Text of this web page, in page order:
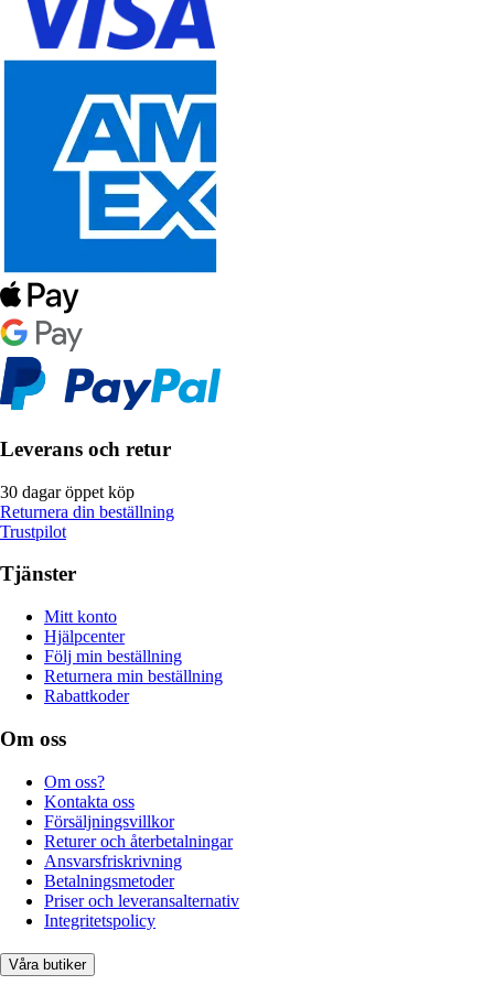
Leverans och retur
30 dagar öppet köp
Returnera din beställning
Trustpilot
Tjänster
Mitt konto
Hjälpcenter
Följ min beställning
Returnera min beställning
Rabattkoder
Om oss
Om oss?
Kontakta oss
Försäljningsvillkor
Returer och återbetalningar
Ansvarsfriskrivning
Betalningsmetoder
Priser och leveransalternativ
Integritetspolicy
Våra butiker